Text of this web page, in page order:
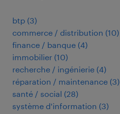
btp (3)
commerce / distribution (10)
finance / banque (4)
immobilier (10)
recherche / ingénierie (4)
réparation / maintenance (3)
santé / social (28)
système d'information (3)